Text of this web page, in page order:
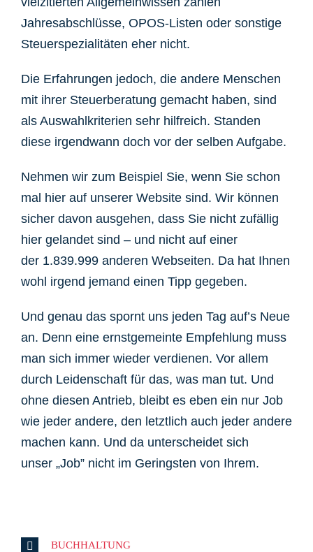
Jahresabschlüsse, OPOS-Listen oder sonstige
Steuerspezialitäten eher nicht.
Die Erfahrungen jedoch, die andere Menschen
mit ihrer Steuerberatung gemacht haben, sind
als Auswahlkriterien sehr hilfreich. Standen
diese irgendwann doch vor der selben Aufgabe.
Nehmen wir zum Beispiel Sie, wenn Sie schon
mal hier auf unserer Website sind. Wir können
sicher davon ausgehen, dass Sie nicht zufällig
hier gelandet sind – und nicht auf einer
der 1.839.999 anderen Webseiten. Da hat Ihnen
wohl irgend jemand einen Tipp gegeben.
Und genau das spornt uns jeden Tag auf’s Neue
an. Denn eine ernstgemeinte Empfehlung muss
man sich immer wieder verdienen. Vor allem
durch Leidenschaft für das, was man tut. Und
ohne diesen Antrieb, bleibt es eben ein nur Job
wie jeder andere, den letztlich auch jeder andere
machen kann. Und da unterscheidet sich
unser „Job” nicht im Geringsten von Ihrem.
BUCHHALTUNG